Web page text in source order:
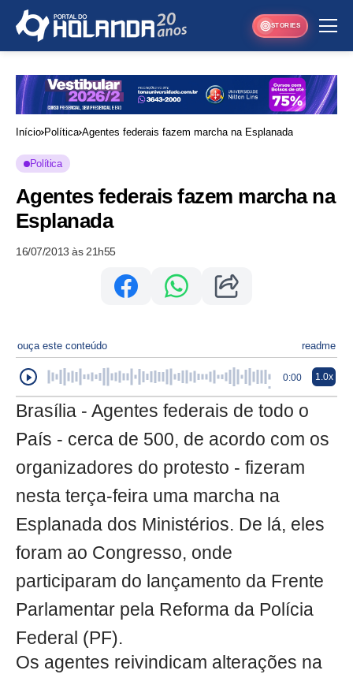
STORIES
Início Política Agentes federais fazem marcha na Esplanada
Política
Agentes federais fazem marcha na
Esplanada
16/07/2013 às 21h55
ouça este conteúdo readme
0:00 1.0x
Brasília - Agentes federais de todo o
País - cerca de 500, de acordo com os
organizadores do protesto - fizeram
nesta terça-feira uma marcha na
Esplanada dos Ministérios. De lá, eles
foram ao Congresso, onde
participaram do lançamento da Frente
Parlamentar pela Reforma da Polícia
Federal (PF).
Os agentes reivindicam alterações na